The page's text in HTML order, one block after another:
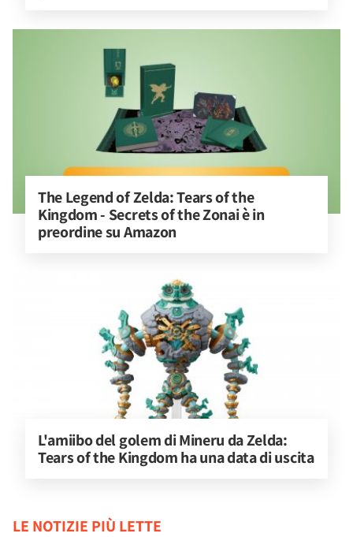
The Legend of Zelda: Tears of the
Kingdom - Secrets of the Zonai è in
preordine su Amazon
L'amiibo del golem di Mineru da Zelda:
Tears of the Kingdom ha una data di uscita
LE NOTIZIE PIÙ LETTE